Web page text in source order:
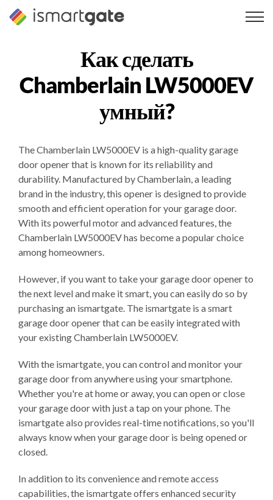
Перейти
Как сделать
Chamberlain LW5000EV
умный?
The Chamberlain LW5000EV is a high-quality garage
door opener that is known for its reliability and
durability. Manufactured by Chamberlain, a leading
brand in the industry, this opener is designed to provide
smooth and efficient operation for your garage door.
With its powerful motor and advanced features, the
Chamberlain LW5000EV has become a popular choice
among homeowners.
However, if you want to take your garage door opener to
the next level and make it smart, you can easily do so by
purchasing an ismartgate. The ismartgate is a smart
garage door opener that can be easily integrated with
your existing Chamberlain LW5000EV.
With the ismartgate, you can control and monitor your
garage door from anywhere using your smartphone.
Whether you're at home or away, you can open or close
your garage door with just a tap on your phone. The
ismartgate also provides real-time notifications, so you'll
always know when your garage door is being opened or
closed.
In addition to its convenience and remote access
capabilities, the ismartgate offers enhanced security